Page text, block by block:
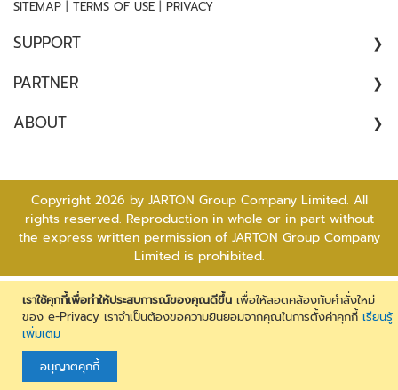
เราใช้คุกกี้เพื่อทำให้ประสบการณ์ของคุณดีขึ้น เพื่อให้สอดคล้องกับคำสั่งใหม่
ของ e-Privacy เราจำเป็นต้องขอความยินยอมจากคุณในการตั้งค่าคุกกี้ เรียนรู้
เพิ่มเติม
อนุญาตคุกกี้
จ
ด
ถ
ร
ณ์
เ
ส
ม
ที่
อ
ด
SITEMAP | TERMS OF USE | PRIVACY
SUPPORT
COMPLAINT
SATISFACTION SURVEY
PARTNER
ARCHITECT
DEALER
ENGINEER
FOREIGN DISTRIBUTOR
INSTALLER
PROJECT OWNER
RESELLER
STRATEGIC ALLIANCE
SUB DEALER
ABOUT
CAREER
CONTACT US
Copyright 2026 by JARTON Group Company Limited. All
rights reserved. Reproduction in whole or in part without
the express written permission of JARTON Group Company
Limited is prohibited.